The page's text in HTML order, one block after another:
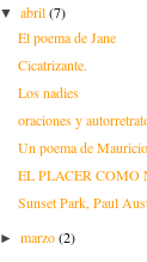
▼abril(7)
El poema de Jane
Cicatrizante.
Los nadies
oraciones y
Un poema de
EL PLACER COMO
Sunset Park, Paul
►marzo(2)